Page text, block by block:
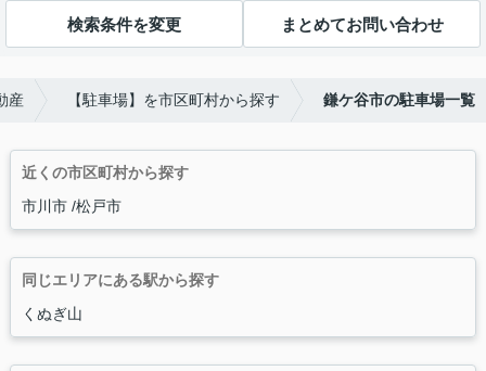
検索条件を変更 まとめてお問い合わせ
産 【駐車場】を市区町村から探す 鎌ケ谷市の駐車場一覧
近くの市区町村から探す
市川市 松戸市
同じエリアにある駅から探す
くぬぎ山